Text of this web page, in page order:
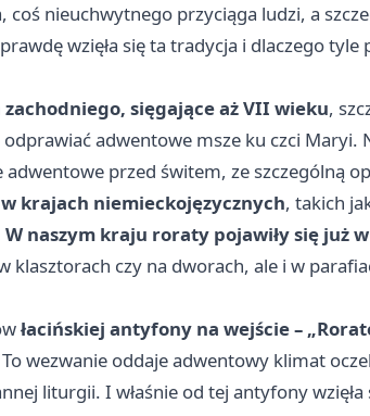
nieuchwytnego przyciąga ludzi, a
wzięła się ta tradycja i dlaczego tyle
sięgające aż VII wieku,
odprawiać adwentowe msze ku czci Maryi.
przed świtem, ze szczególną
krajach niemieckojęzycznych, takich
W naszym kraju roraty pojawiły się już
klasztorach czy na dworach, ale i w
łacińskiej antyfony na wejście –
wezwanie oddaje adwentowy klimat
liturgii. I właśnie od tej antyfony wzięła